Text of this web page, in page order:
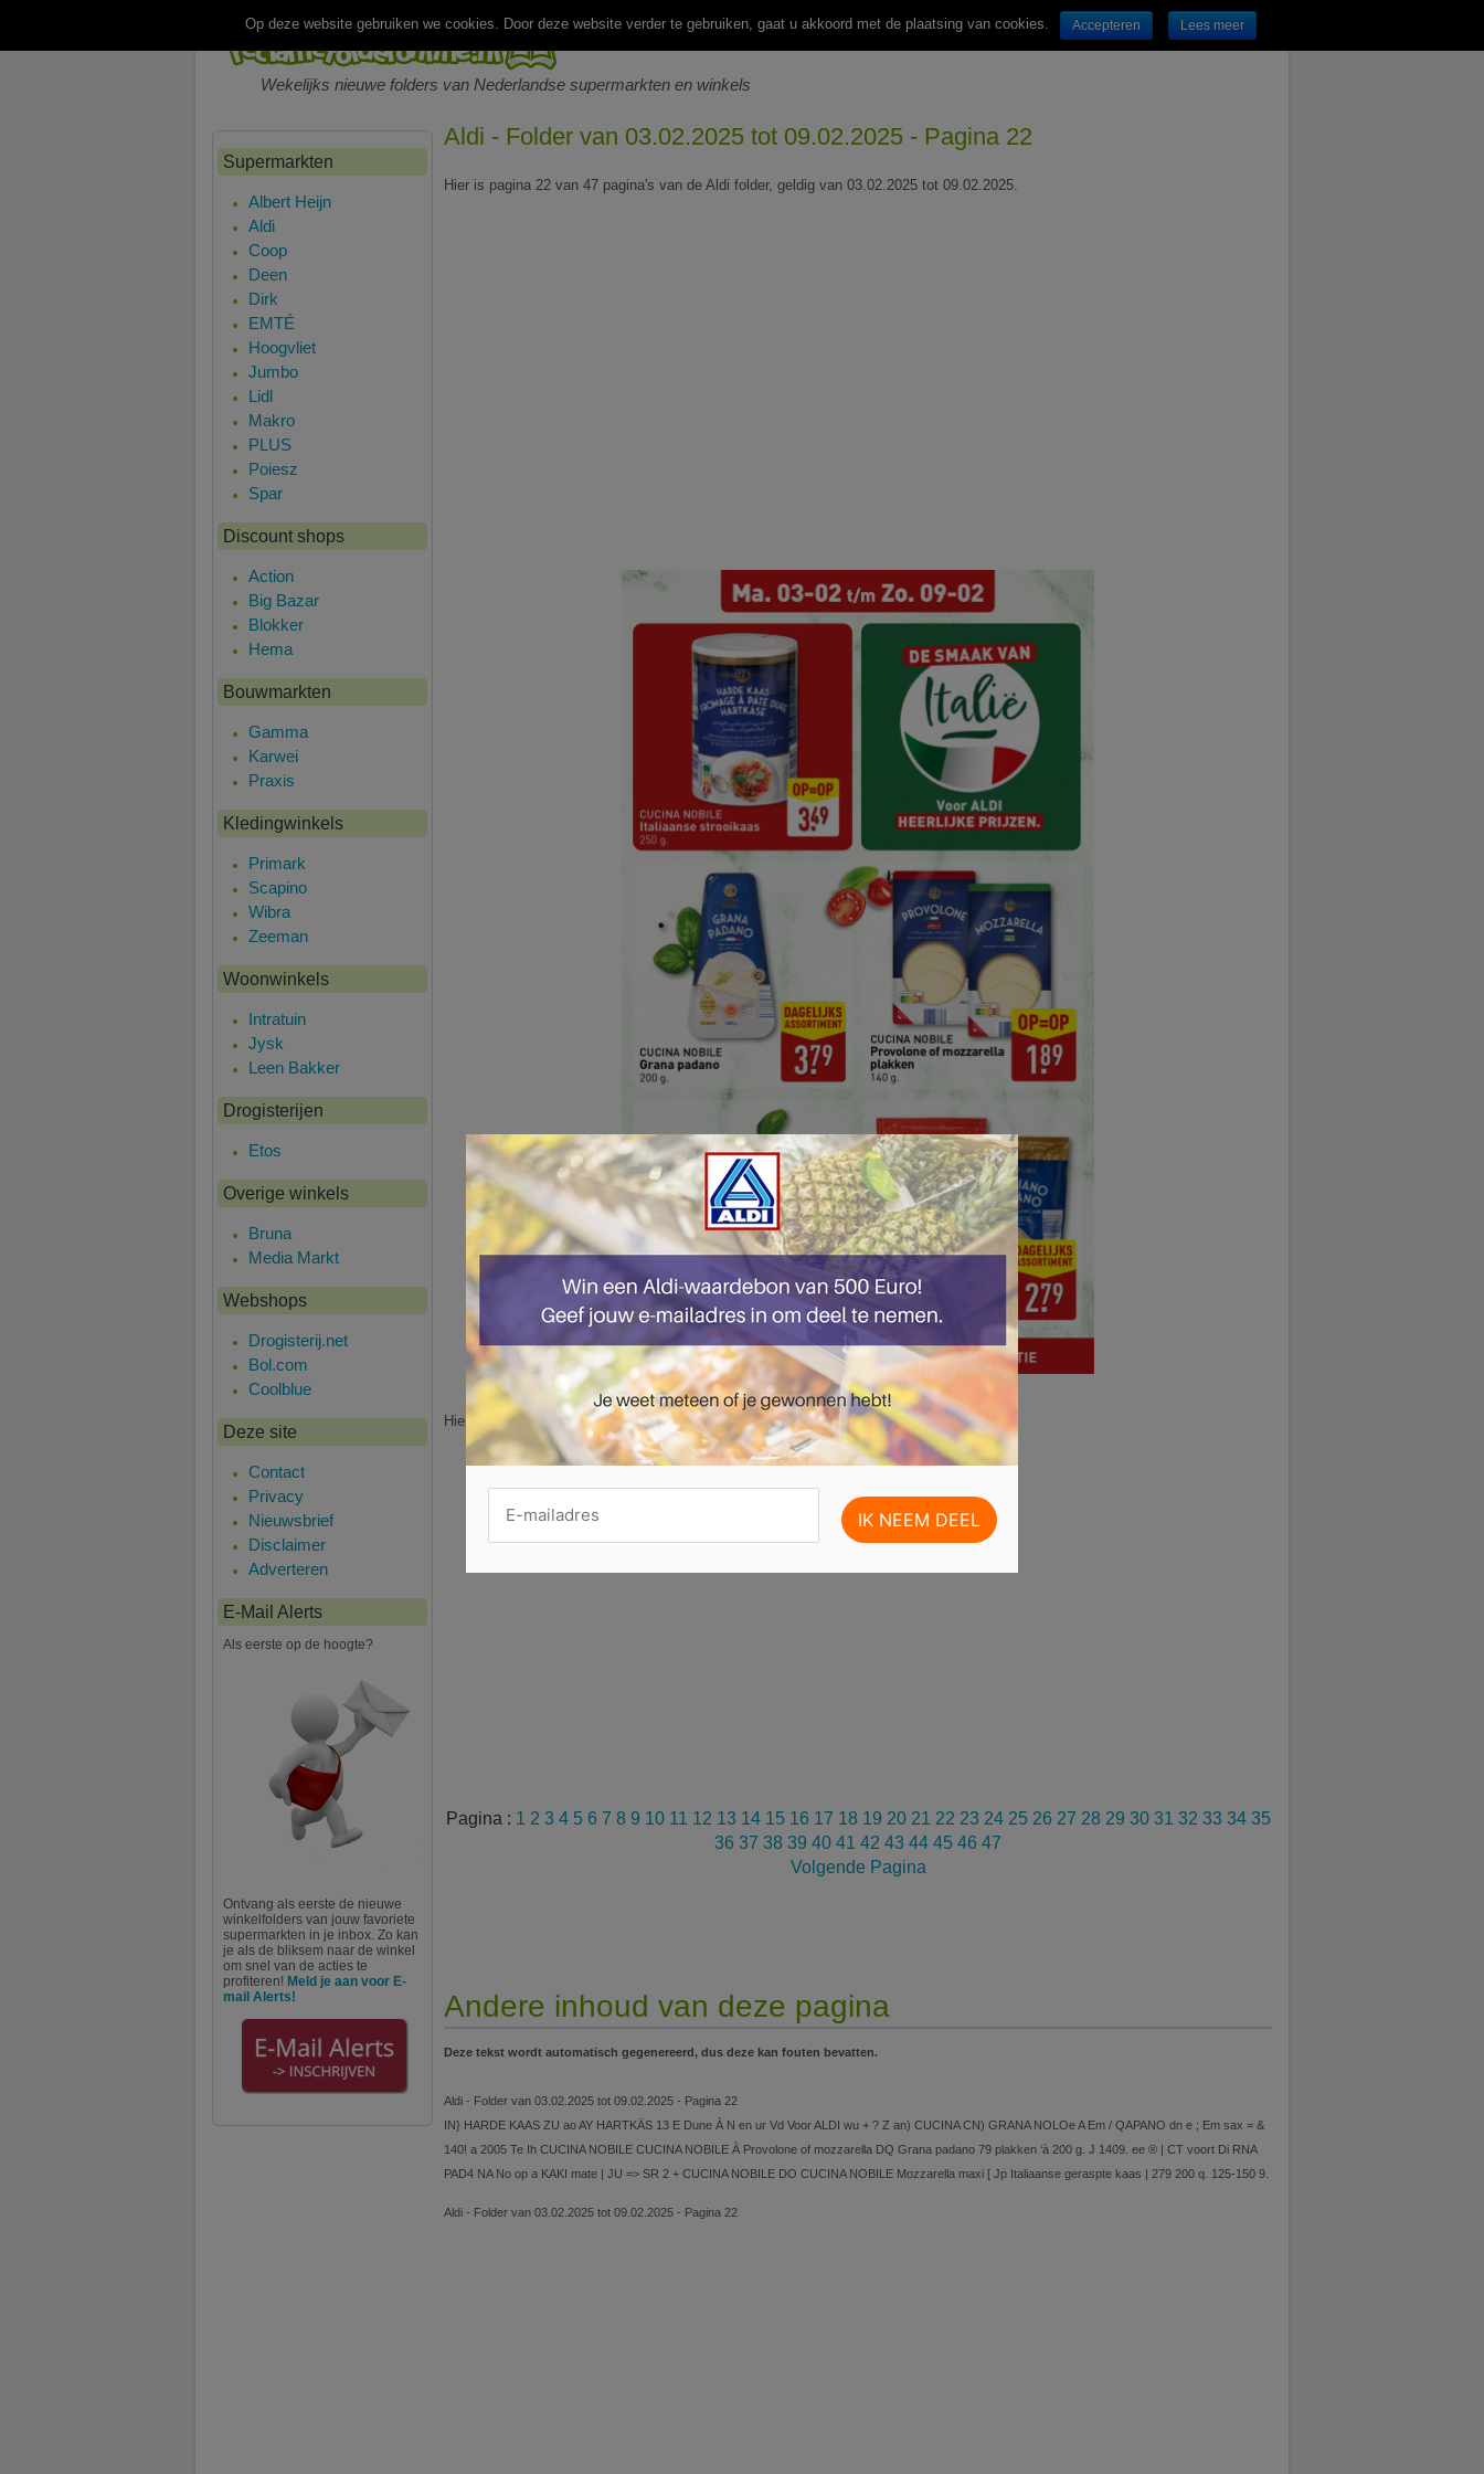
Wekelijks nieuwe folders van Nederlandse supermarkten en winkels
Aldi - Folder van 03.02.2025 tot 09.02.2025 - Pagina 22
Hier is pagina 22 van 47 pagina's van de Aldi folder, geldig van 03.02.2025 tot 09.02.2025.
Hier is pagina 22 van 47 pagina's van de Aldi folder, geldig van 03.02.2025 tot 09.02.2025.
Pagina : 1 2 3 4 5 6 7 8 9 10 11 12 13 14 15 16 17 18 19 20 21 22 23 24 25 26 27 28 29 30 31 32 33 34 35
36 37 38 39 40 41 42 43 44 45 46 47
Volgende Pagina
Andere inhoud van deze pagina
Deze tekst wordt automatisch gegenereerd, dus deze kan fouten bevatten.
Aldi - Folder van 03.02.2025 tot 09.02.2025 - Pagina 22
IN} HARDE KAAS ZU ao AY HARTKÄS 13 E Dune À N en ur Vd Voor ALDI wu + ? Z an) CUCINA CN) GRANA NOLOe A Em / QAPANO dn e ; Em sax = &
140! a 2005 Te Ih CUCINA NOBILE CUCINA NOBILE À Provolone of mozzarella DQ Grana padano 79 plakken ‘à 200 g. J 1409. ee ® | CT voort Di RNA
PAD4 NA No op a KAKI mate | JU => SR 2 + CUCINA NOBILE DO CUCINA NOBILE Mozzarella maxi [ Jp Italiaanse geraspte kaas | 279 200 q. 125-150 9.
Aldi - Folder van 03.02.2025 tot 09.02.2025 - Pagina 22
Supermarkten
Albert Heijn
Aldi
Coop
Deen
Dirk
EMTÉ
Hoogvliet
Jumbo
Lidl
Makro
PLUS
Poiesz
Spar
Discount shops
Action
Big Bazar
Blokker
Hema
Bouwmarkten
Gamma
Karwei
Praxis
Kledingwinkels
Primark
Scapino
Wibra
Zeeman
Woonwinkels
Intratuin
Jysk
Leen Bakker
Drogisterijen
Etos
Overige winkels
Bruna
Media Markt
Webshops
Drogisterij.net
Bol.com
Coolblue
Deze site
Contact
Privacy
Nieuwsbrief
Disclaimer
Adverteren
E-Mail Alerts
Als eerste op de hoogte?
Ontvang als eerste de nieuwe
winkelfolders van jouw favoriete
supermarkten in je inbox. Zo kan
je als de bliksem naar de winkel
om snel van de acties te
profiteren! Meld je aan voor E-
mail Alerts!
Op deze website gebruiken we cookies. Door deze website verder te gebruiken, gaat u akkoord met de plaatsing van cookies. Accepteren Lees meer
×